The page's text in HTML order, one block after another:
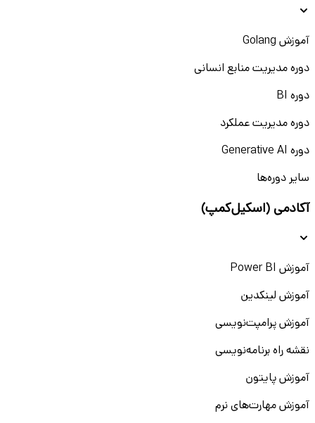
آموزش Golang
دوره مدیریت منابع انسانی
دوره BI
دوره مدیریت عملکرد
دوره Generative AI
سایر دوره‌ها
آکادمی (اسکیل‌کمپ)
آموزش Power BI
آموزش لینکدین
آموزش پرامپت‌نویسی
نقشه راه برنامه‌نویسی
آموزش پایتون
آموزش مهارت‌های نرم